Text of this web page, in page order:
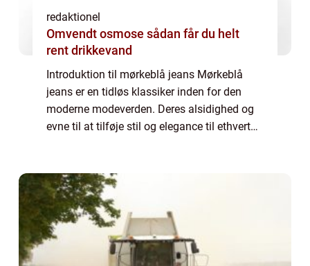
redaktionel
Omvendt osmose sådan får du helt
rent drikkevand
Introduktion til mørkeblå jeans Mørkeblå
jeans er en tidløs klassiker inden for den
moderne modeverden. Deres alsidighed og
evne til at tilføje stil og elegance til ethvert